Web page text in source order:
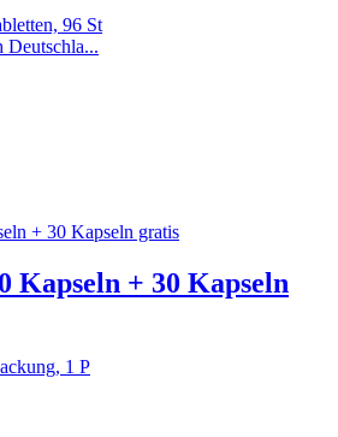
96 St
Deutschla...
Kapseln + 30 Kapseln
1 P